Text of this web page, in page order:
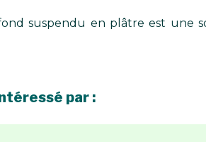
suspendu en plâtre est une
par :